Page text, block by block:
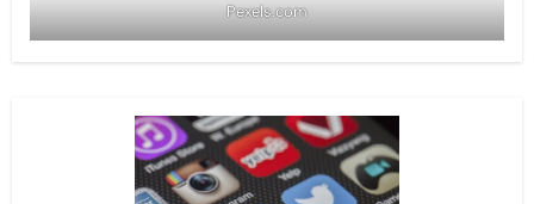
Pexels.com